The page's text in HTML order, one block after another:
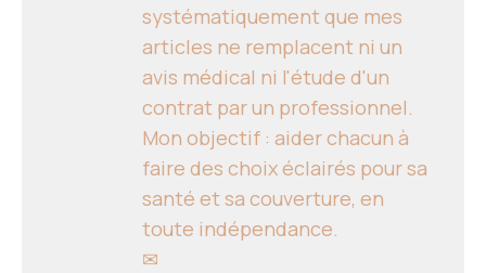
systématiquement que mes
articles ne remplacent ni un
avis médical ni l'étude d'un
contrat par un professionnel.
Mon objectif : aider chacun à
faire des choix éclairés pour sa
santé et sa couverture, en
toute indépendance.
✉